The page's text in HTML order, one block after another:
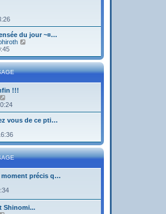
e
r
n
i
e
r
m
e
s
s
a
g
e
du jour ~¤…
i
r
l
d
i
e
e
s
s
g
e
!!!
o
i
r
e
e
r
n
i
e
m
s
s
vous de ce pti…
moment précis q…
Shinomi...